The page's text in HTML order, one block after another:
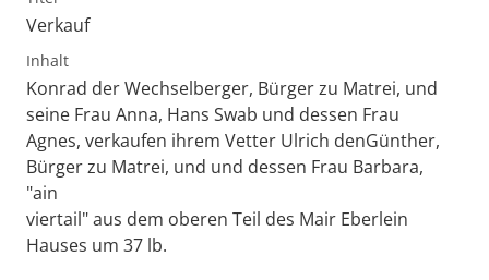
Verkauf
Inhalt
Konrad der Wechselberger, Bürger zu Matrei, und
seine Frau Anna, Hans Swab und dessen Frau
Agnes, verkaufen ihrem Vetter Ulrich denGünther,
Bürger zu Matrei, und und dessen Frau Barbara,
"ain
viertail" aus dem oberen Teil des Mair Eberlein
Hauses um 37 lb.